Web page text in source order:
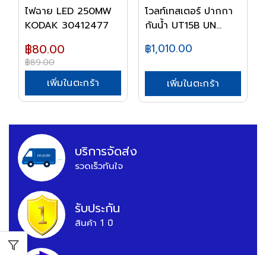
ไฟฉาย LED 250MW
KODAK 30412477
฿80.00
฿89.00
เพิ่มในตะกร้า
โวลท์เทสเตอร์ ปากกา
กันน้ำ UT15B UN...
฿1,010.00
เพิ่มในตะกร้า
บริการจัดส่ง
รวดเร็วทันใจ
รับประกัน
สินค้า 1 ปี